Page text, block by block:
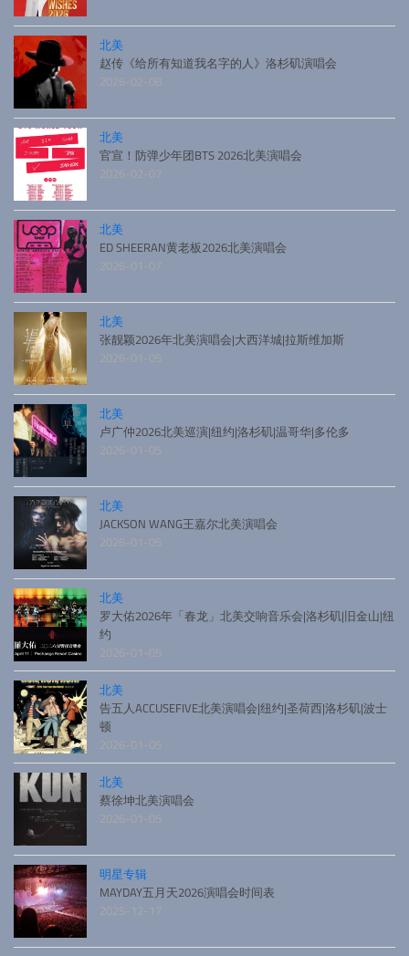
北美
赵传《给所有知道我名字的人》洛杉矶演唱会
2026-02-08
北美
官宣！防弹少年团BTS 2026北美演唱会
2026-02-07
北美
ED SHEERAN黄老板2026北美演唱会
2026-01-07
北美
张靓颖2026年北美演唱会|大西洋城|拉斯维加斯
2026-01-05
北美
卢广仲2026北美巡演|纽约|洛杉矶|温哥华|多伦多
2026-01-05
北美
JACKSON WANG王嘉尔北美演唱会
2026-01-05
北美
罗大佑2026年「春龙」北美交响音乐会|洛杉矶|旧金山|纽
约
2026-01-05
北美
告五人ACCUSEFIVE北美演唱会|纽约|圣荷西|洛杉矶|波士
顿
2026-01-05
北美
蔡徐坤北美演唱会
2026-01-05
明星专辑
MAYDAY五月天2026演唱会时间表
2025-12-17